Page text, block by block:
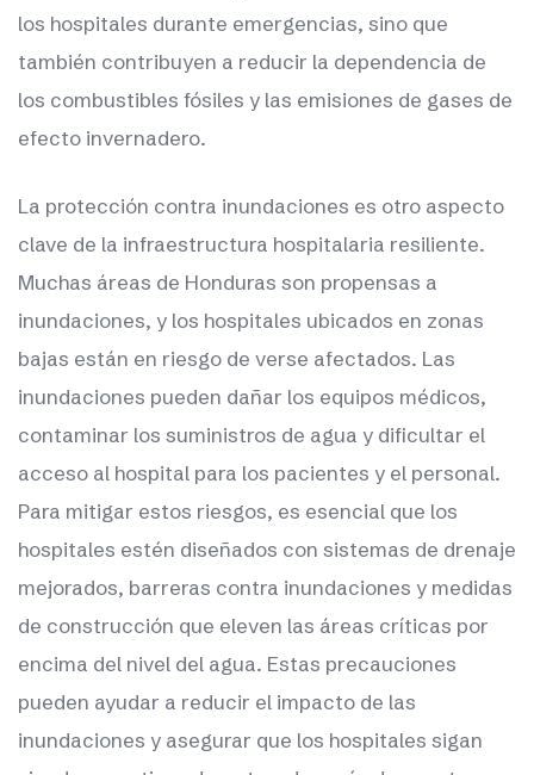
los hospitales durante emergencias, sino que
también contribuyen a reducir la dependencia de
los combustibles fósiles y las emisiones de gases de
efecto invernadero.
La protección contra inundaciones es otro aspecto
clave de la infraestructura hospitalaria resiliente.
Muchas áreas de Honduras son propensas a
inundaciones, y los hospitales ubicados en zonas
bajas están en riesgo de verse afectados. Las
inundaciones pueden dañar los equipos médicos,
contaminar los suministros de agua y dificultar el
acceso al hospital para los pacientes y el personal.
Para mitigar estos riesgos, es esencial que los
hospitales estén diseñados con sistemas de drenaje
mejorados, barreras contra inundaciones y medidas
de construcción que eleven las áreas críticas por
encima del nivel del agua. Estas precauciones
pueden ayudar a reducir el impacto de las
inundaciones y asegurar que los hospitales sigan